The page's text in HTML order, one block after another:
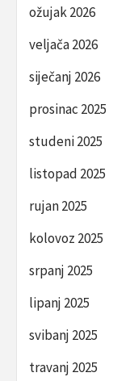
ožujak 2026
veljača 2026
siječanj 2026
prosinac 2025
studeni 2025
listopad 2025
rujan 2025
kolovoz 2025
srpanj 2025
lipanj 2025
svibanj 2025
travanj 2025